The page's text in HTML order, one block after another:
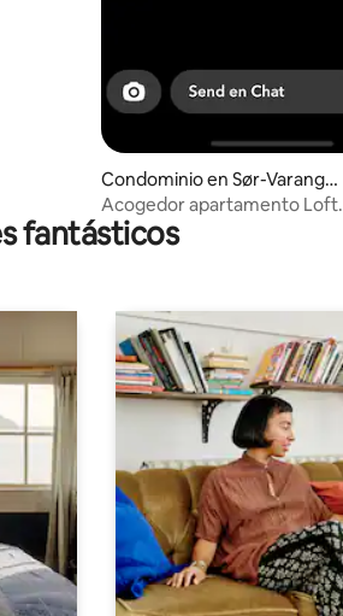
Condominio en Sør-Varange
r
Acogedor apartamento Loft.
fantásticos